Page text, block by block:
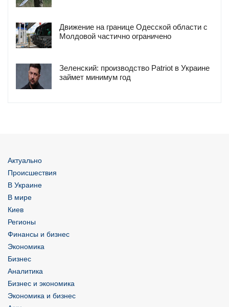
Движение на границе Одесской области с
Молдовой частично ограничено
Зеленский: производство Patriot в Украине
займет минимум год
Актуально
Происшествия
В Украине
В мире
Киев
Регионы
Финансы и бизнес
Экономика
Бизнес
Аналитика
Бизнес и экономика
Экономика и бизнес